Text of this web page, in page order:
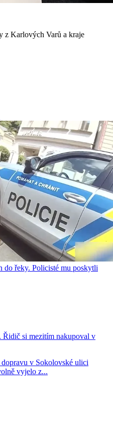
z Karlových Varů a kraje
do řeky. Policisté mu poskytli
Řidič si mezitím nakupoval v
v Sokolovské ulici
vyjelo z...